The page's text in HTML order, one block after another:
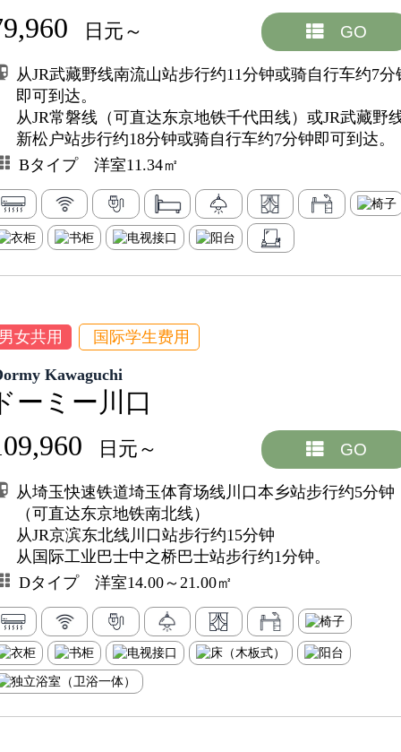
日元～ GO
从JR武藏野线南流山站步行约11分钟或骑自行车约7分
即可到达。
从JR常磐线（可直达东京地铁千代田线）或JR武藏野
新松户站步行约18分钟或骑自行车约7分钟即可到达。
Bタイプ 洋室11.34㎡
女共用 国际学生费用
Kawaguchi
ーミー川口
日元～ GO
从埼玉快速铁道埼玉体育场线川口本乡站步行约5分钟
（可直达东京地铁南北线）
从JR京滨东北线川口站步行约15分钟
从国际工业巴士中之桥巴士站步行约1分钟。
Dタイプ 洋室14.00～21.00㎡